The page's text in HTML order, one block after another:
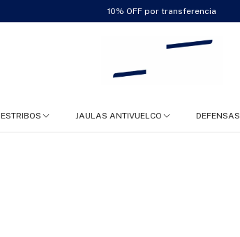
10% OFF por transferencia
ESTRIBOS JAULAS ANTIVUELCO DEFENSAS